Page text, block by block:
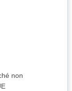
non